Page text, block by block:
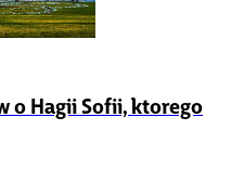
o Hagii Sofii, ktorego